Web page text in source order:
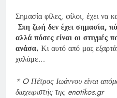
Σημασία φίλες, φίλοι, έχει να
Στη ζωή δεν έχει σημασία,
αλλά πόσες είναι οι στιγμές
ανάσα. Κι αυτό από μας
χαλάμε…
* O Πέτρος Ιωάννου είναι
διαχειριστής της enotikos.gr